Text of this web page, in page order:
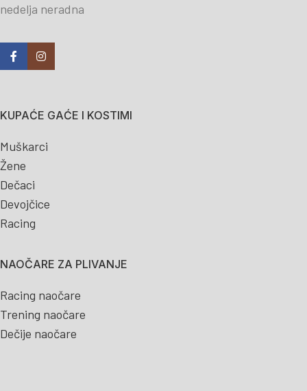
nedelja neradna
KUPAĆE GAĆE I KOSTIMI
Muškarci
Žene
Dečaci
Devojčice
Racing
NAOČARE ZA PLIVANJE
Racing naočare
Trening naočare
Dečije naočare